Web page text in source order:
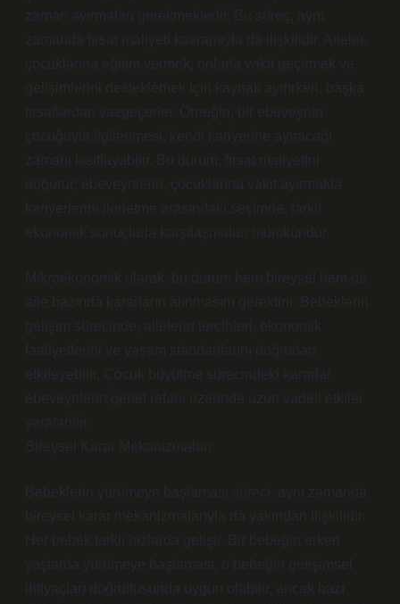
zaman ayırmaları gerekmektedir. Bu süreç, aynı
zamanda fırsat maliyeti kavramıyla da ilişkilidir. Aileler,
çocuklarına eğitim vermek, onlarla vakit geçirmek ve
gelişimlerini desteklemek için kaynak ayırırken, başka
fırsatlardan vazgeçerler. Örneğin, bir ebeveynin
çocuğuyla ilgilenmesi, kendi kariyerine ayıracağı
zamanı kısıtlayabilir. Bu durum, fırsat maliyetini
doğurur; ebeveynlerin, çocuklarına vakit ayırmakla
kariyerlerini ilerletme arasındaki seçimde, farklı
ekonomik sonuçlarla karşılaşmaları mümkündür.
Mikroekonomik olarak, bu durum hem bireysel hem de
aile bazında kararların alınmasını gerektirir. Bebeklerin
gelişim sürecinde, ailelerin tercihleri, ekonomik
faaliyetlerini ve yaşam standartlarını doğrudan
etkileyebilir. Çocuk büyütme sürecindeki kararlar,
ebeveynlerin genel refahı üzerinde uzun vadeli etkiler
yaratabilir.
Bireysel Karar Mekanizmaları
Bebeklerin yürümeye başlaması süreci, aynı zamanda
bireysel karar mekanizmalarıyla da yakından ilişkilidir.
Her bebek farklı hızlarda gelişir. Bir bebeğin erken
yaşlarda yürümeye başlaması, o bebeğin gelişimsel
ihtiyaçları doğrultusunda uygun olabilir, ancak bazı